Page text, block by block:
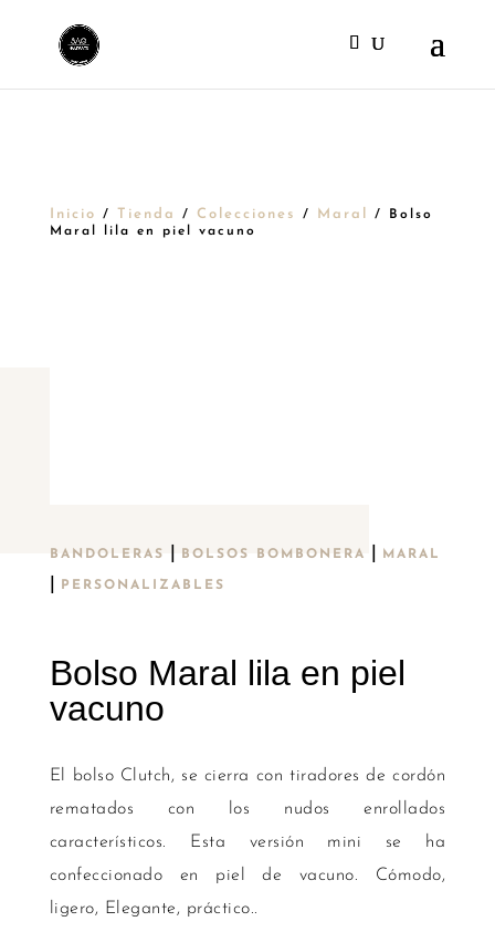
Inicio / Tienda / Colecciones / Maral
/ Bolso
Maral lila en piel vacuno
BANDOLERAS BOLSOS BOMBONERA MARAL
PERSONALIZABLES
Bolso Maral lila en piel
vacuno
El bolso Clutch, se cierra con tiradores de cordón
rematados con los nudos enrollados
característicos. Esta versión mini se ha
confeccionado en piel de vacuno. Cómodo,
ligero, Elegante, práctico..